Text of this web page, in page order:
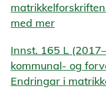
med mer
Innst. 165 L
kommunal- og
Endringar i